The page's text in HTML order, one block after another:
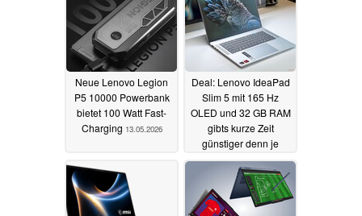
Neue Lenovo Legion
P5 10000 Powerbank
bietet 100 Watt Fast-
Charging 13.05.2026
Deal: Lenovo IdeaPad
Slim 5 mit 165 Hz
OLED und 32 GB RAM
gibts kurze Zeit
günstiger denn je
12.05.2026